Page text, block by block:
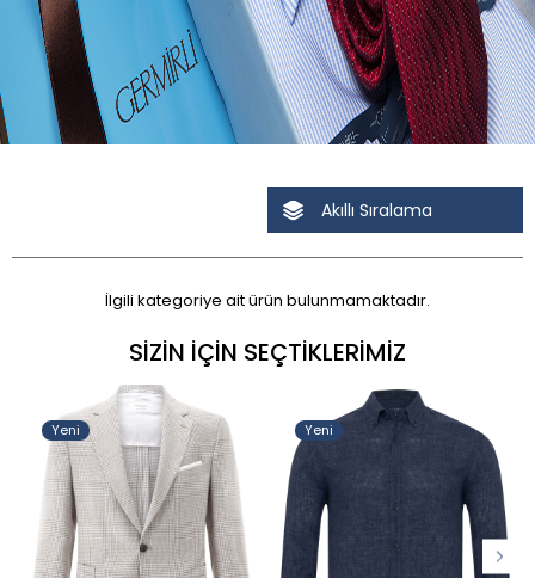
Akıllı Sıralama
İlgili kategoriye ait ürün bulunmamaktadır.
SIZIN İÇIN SEÇTIKLERIMIZ
Yeni Yeni